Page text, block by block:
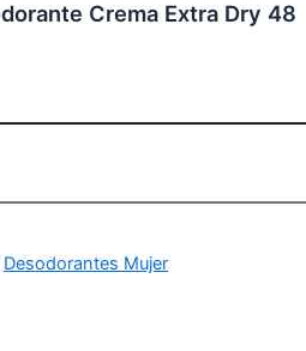
Crema Extra Dry 48
Desodorantes Mujer